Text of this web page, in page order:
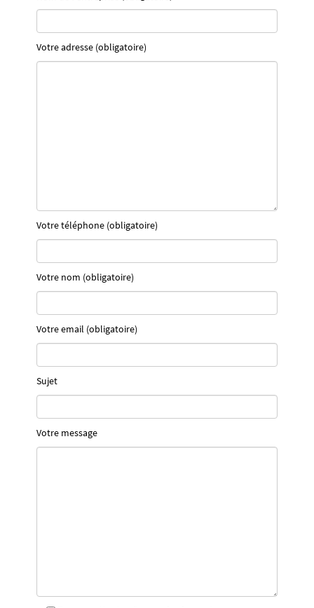
Votre adresse (obligatoire)
Votre téléphone (obligatoire)
Votre nom (obligatoire)
Votre email (obligatoire)
Sujet
Votre message